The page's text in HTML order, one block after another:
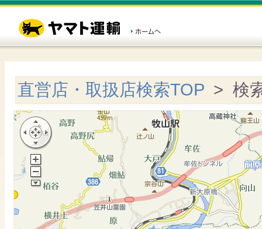
直営店・取扱店検索TOP > 検